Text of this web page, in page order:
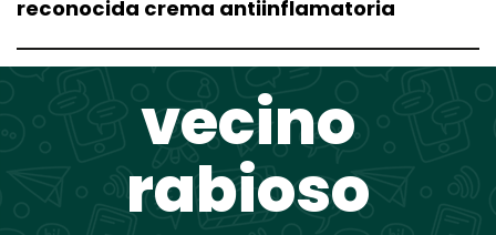
reconocida crema antiinflamatoria
vecino
rabioso